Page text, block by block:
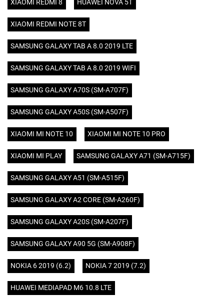
XIAOMI REDMI 8 HUAWEI NOVA 5T
XIAOMI REDMI NOTE 8T
SAMSUNG GALAXY TAB A 8.0 2019 LTE
SAMSUNG GALAXY TAB A 8.0 2019 WIFI
SAMSUNG GALAXY A70S (SM-A707F)
SAMSUNG GALAXY A50S (SM-A507F)
XIAOMI MI NOTE 10 XIAOMI MI NOTE 10 PRO
XIAOMI MI PLAY SAMSUNG GALAXY A71 (SM-A715F)
SAMSUNG GALAXY A51 (SM-A515F)
SAMSUNG GALAXY A2 CORE (SM-A260F)
SAMSUNG GALAXY A20S (SM-A207F)
SAMSUNG GALAXY A90 5G (SM-A908F)
NOKIA 6 2019 (6.2) NOKIA 7 2019 (7.2)
HUAWEI MEDIAPAD M6 10.8 LTE